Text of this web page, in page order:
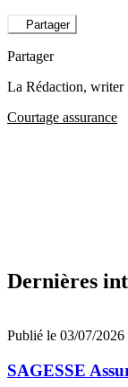
Partager
Partager
La Rédaction, writer
Courtage assurance
Dernières
Publié le 03/07/2026
SAGESSE